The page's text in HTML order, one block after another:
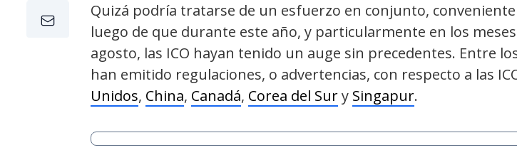
Quizá podría tratarse de un esfuerzo en conjunto,
luego de que durante este año, y particularmente en los
agosto, las ICO hayan tenido un auge sin precedentes. Entre
han emitido regulaciones, o advertencias, con respecto a las
Unidos, China, Canadá, Corea del Sury Singapur.